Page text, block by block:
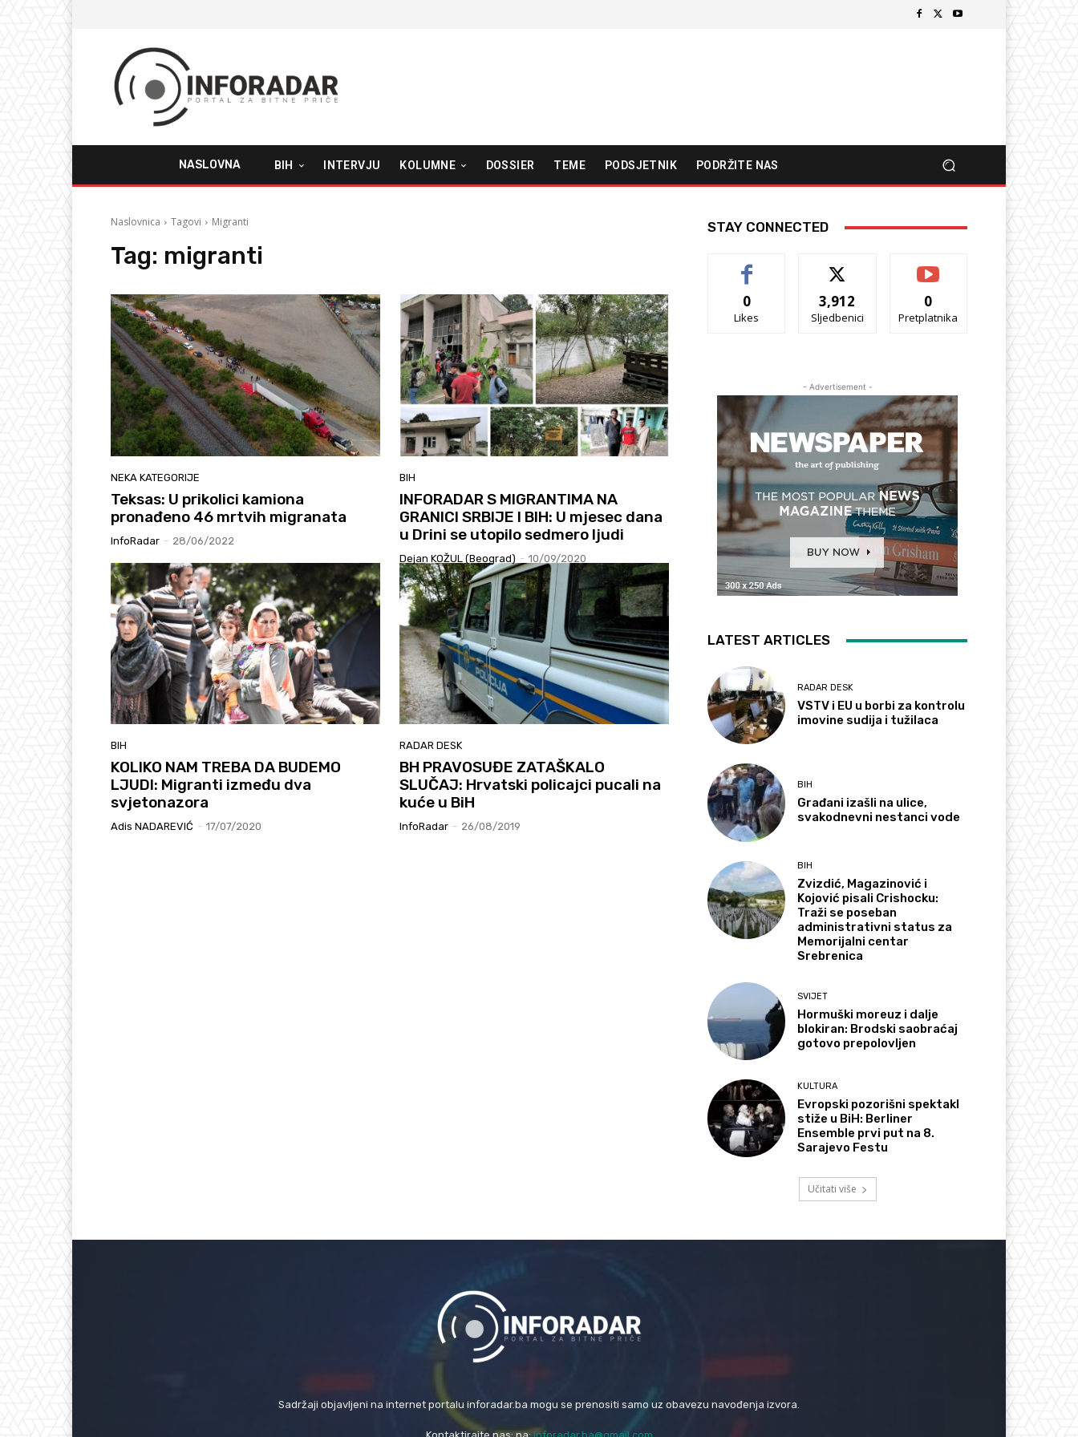
NASLOVNA BIH INTERVJU KOLUMNE DOSSIER TEME PODSJETNIK PODRŽITE NAS
Naslovnica Tagovi Migranti
Tag: migranti
NEKA KATEGORIJE
Teksas: U prikolici kamiona
pronađeno 46 mrtvih migranata
InfoRadar - 28/06/2022
BIH
INFORADAR S MIGRANTIMA NA
GRANICI SRBIJE I BIH: U mjesec dana
u Drini se utopilo sedmero ljudi
Dejan KOŽUL (Beograd) - 10/09/2020
BIH
KOLIKO NAM TREBA DA BUDEMO
LJUDI: Migranti između dva
svjetonazora
Adis NADAREVIĆ - 17/07/2020
RADAR DESK
BH PRAVOSUĐE ZATAŠKALO
SLUČAJ: Hrvatski policajci pucali na
kuće u BiH
InfoRadar - 26/08/2019
STAY CONNECTED
0
Likes
3,912
Sljedbenici
0
Pretplatnika
- Advertisement -
LATEST ARTICLES
RADAR DESK
VSTV i EU u borbi za kontrolu
imovine sudija i tužilaca
BIH
Građani izašli na ulice,
svakodnevni nestanci vode
BIH
Zvizdić, Magazinović i
Kojović pisali Crishocku:
Traži se poseban
administrativni status za
Memorijalni centar
Srebrenica
SVIJET
Hormuški moreuz i dalje
blokiran: Brodski saobraćaj
gotovo prepolovljen
KULTURA
Evropski pozorišni spektakl
stiže u BiH: Berliner
Ensemble prvi put na 8.
Sarajevo Festu
Učitati više
Sadržaji objavljeni na internet portalu inforadar.ba mogu se prenositi samo uz obavezu navođenja izvora.